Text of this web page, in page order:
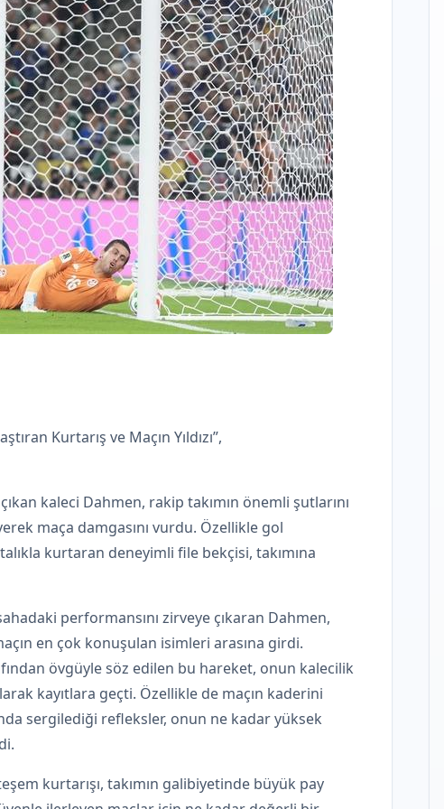
Kurtarış ve Maçın Yıldızı”,
kaleci Dahmen, rakip takımın önemli şutlarını
maça damgasını vurdu. Özellikle gol
kurtaran deneyimli file bekçisi, takımına
performansını zirveye çıkaran Dahmen,
en çok konuşulan isimleri arasına girdi.
övgüyle söz edilen bu hareket, onun kalecilik
kayıtlara geçti. Özellikle de maçın kaderini
sergilediği refleksler, onun ne kadar yüksek
kurtarışı, takımın galibiyetinde büyük pay